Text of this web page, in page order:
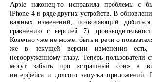
Apple наконец-то исправила проблемы с
iPhone 4 и ряде других устройств. В
важных изменений, позволяющий
сравнению с версией 7)
Конечно уже не может быть и речи о
же в текущей версии изменения
невооруженному глазу. Теперь пользователи
могут забыть про «страшный сон» в
интерфейса и долгого запуска приложений.